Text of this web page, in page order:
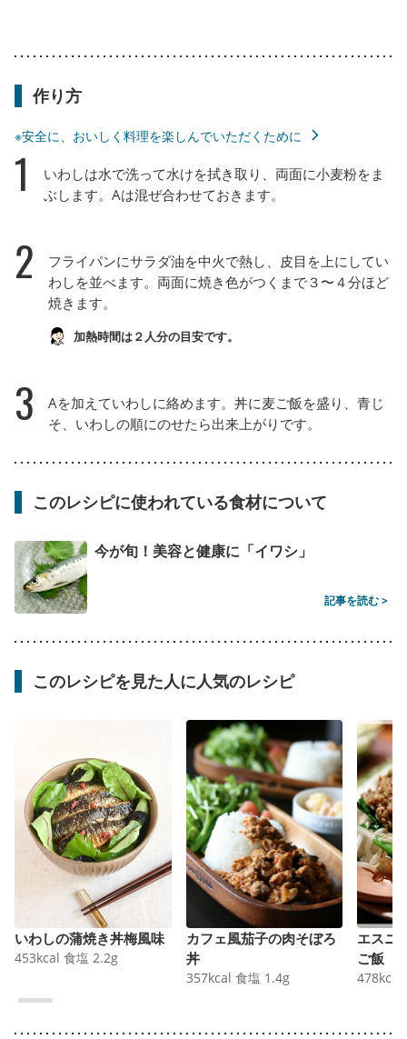
作り方
※安全に、おいしく料理を楽しんでいただくために
1
いわしは水で洗って水けを拭き取り、両面に小麦粉をま
ぶします。Aは混ぜ合わせておきます。
2
フライパンにサラダ油を中火で熱し、皮目を上にしてい
わしを並べます。両面に焼き色がつくまで３〜４分ほど
焼きます。
加熱時間は２人分の目安です。
3
Aを加えていわしに絡めます。丼に麦ご飯を盛り、青じ
そ、いわしの順にのせたら出来上がりです。
このレシピに使われている食材について
今が旬！美容と健康に「イワシ」
記事を読む >
このレシピを見た人に人気のレシピ
いわしの蒲焼き丼梅風味
453kcal 食塩 2.2g
カフェ風茄子の肉そぼろ
丼
357kcal 食塩 1.4g
エスニ
ご飯
478kcal